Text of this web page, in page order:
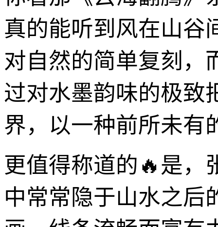
真的能听到风在山谷
对自然的简单复刻，
过对水墨韵味的极致
界，以一种前所未有
更值得称道的🔥是
中常常隐于山水之后